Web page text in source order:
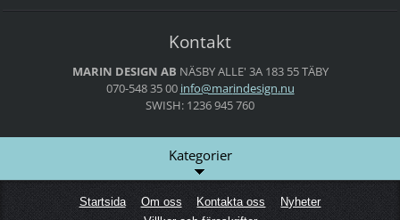
Kontakt
MARIN DESIGN AB NÄSBY ALLE' 3A183 55 TÄBY
070-548 35 00 info@marindesign.nu
SWISH: 1236 945 760
Kategorier
Startsida Om oss Kontakta oss
Nyheter